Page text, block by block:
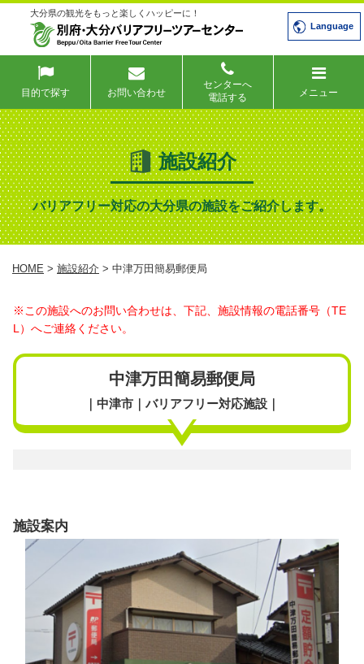
大分県の観光をもっと楽しくハッピーに！
Language
目的で探す お問い合わせ
センターへ
電話する
メニュー
施設紹介
バリアフリー対応の大分県の施設をご紹介します。
HOME > 施設紹介 > 中津万田簡易郵便局
※この施設へのお問い合わせは、下記、施設情報の電話番号（TE
L）へご連絡ください。
中津万田簡易郵便局
｜中津市｜バリアフリー対応施設｜
施設案内